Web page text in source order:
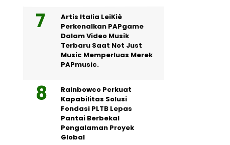
Artis Italia LeiKiè
Perkenalkan PAPgame
Dalam Video Musik
Terbaru Saat Not Just
Music Memperluas Merek
PAPmusic.
Rainbowco Perkuat
Kapabilitas Solusi
Fondasi PLTB Lepas
Pantai Berbekal
Pengalaman Proyek
Global